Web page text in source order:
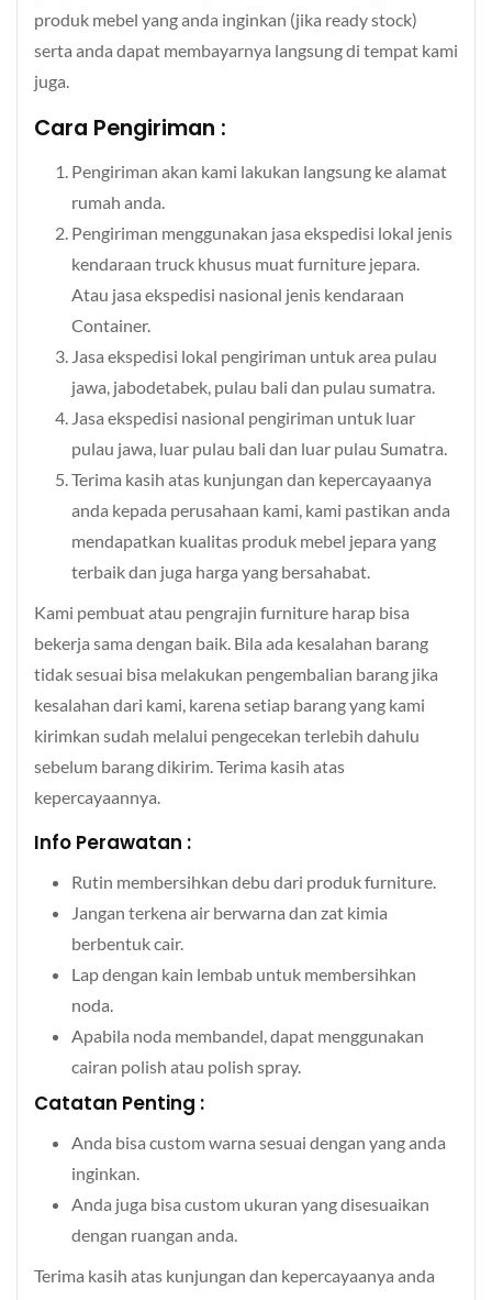
produk mebel yang anda inginkan (jika ready stock)
serta anda dapat membayarnya langsung di tempat kami
juga.
Cara Pengiriman :
Pengiriman akan kami lakukan langsung ke alamat
rumah anda.
Pengiriman menggunakan jasa ekspedisi lokal jenis
kendaraan truck khusus muat furniture jepara.
Atau jasa ekspedisi nasional jenis kendaraan
Container.
Jasa ekspedisi lokal pengiriman untuk area pulau
jawa, jabodetabek, pulau bali dan pulau sumatra.
Jasa ekspedisi nasional pengiriman untuk luar
pulau jawa, luar pulau bali dan luar pulau Sumatra.
Terima kasih atas kunjungan dan kepercayaanya
anda kepada perusahaan kami, kami pastikan anda
mendapatkan kualitas produk mebel jepara yang
terbaik dan juga harga yang bersahabat.
Kami pembuat atau pengrajin furniture harap bisa
bekerja sama dengan baik. Bila ada kesalahan barang
tidak sesuai bisa melakukan pengembalian barang jika
kesalahan dari kami, karena setiap barang yang kami
kirimkan sudah melalui pengecekan terlebih dahulu
sebelum barang dikirim. Terima kasih atas
kepercayaannya.
Info Perawatan :
Rutin membersihkan debu dari produk furniture.
Jangan terkena air berwarna dan zat kimia
berbentuk cair.
Lap dengan kain lembab untuk membersihkan
noda.
Apabila noda membandel, dapat menggunakan
cairan polish atau polish spray.
Catatan Penting :
Anda bisa custom warna sesuai dengan yang anda
inginkan.
Anda juga bisa custom ukuran yang disesuaikan
dengan ruangan anda.
Terima kasih atas kunjungan dan kepercayaanya anda